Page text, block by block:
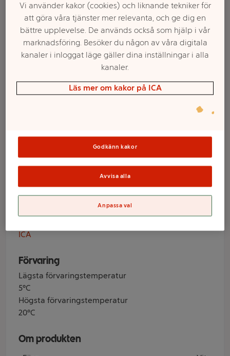
Blockjus tvist vit
ICA
Varumärke
ICA
Förvaring
Lägsta förvaringstemperatur
5°C
Högsta förvaringstemperatur
20°C
Om produkten
Välj butik och handla
Vi använder kakor (cookies) och liknande tekniker för
att göra våra tjänster mer relevanta, och ge dig en
bättre upplevelse. De används också som hjälp i vår
marknadsföring. Besöker du någon av våra digitala
kanaler i inloggat läge gäller dina inställningar i alla
kanaler.
Läs mer om kakor på ICA
Godkänn kakor
Avvisa alla
Anpassa val